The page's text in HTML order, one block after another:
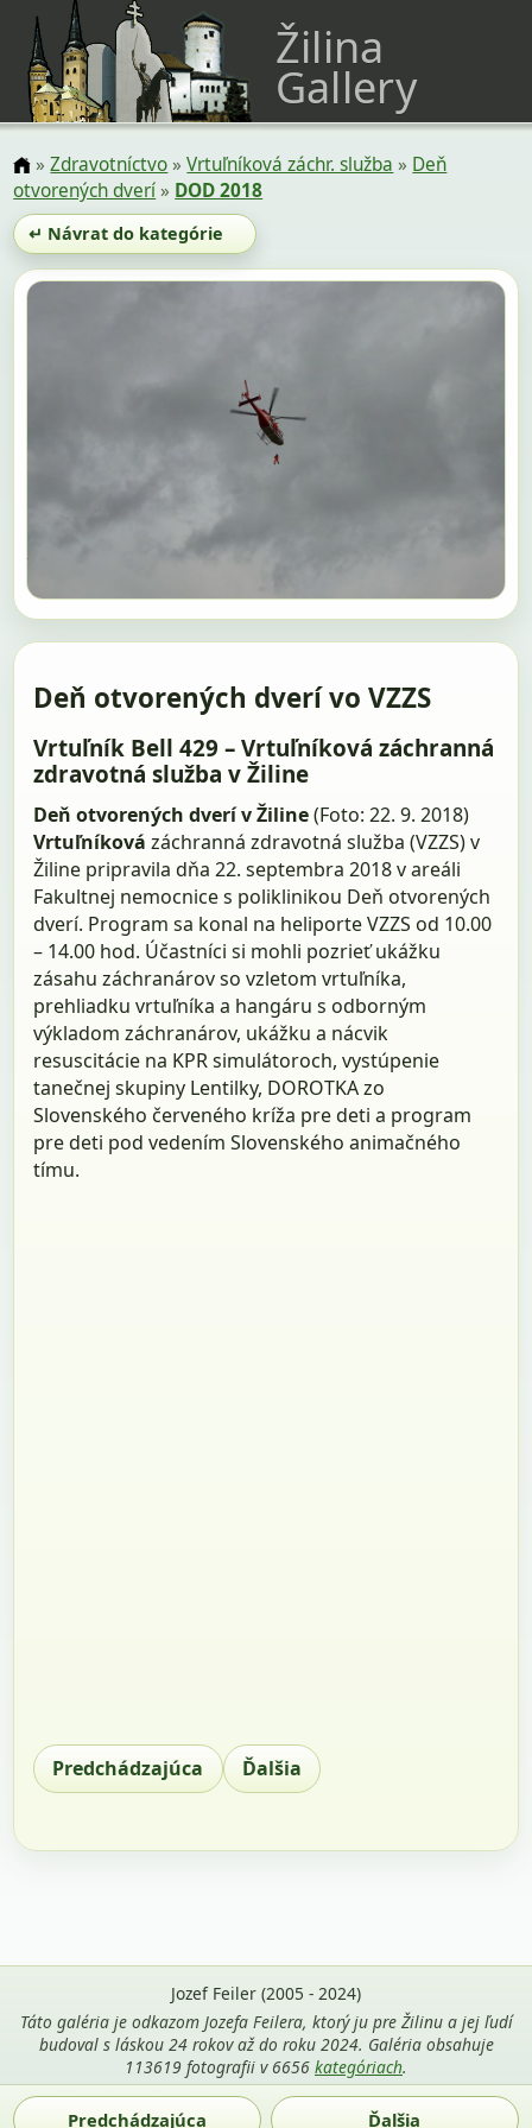
Žilina
Gallery
»Zdravotníctvo»Vrtuľníková záchr. služba » Deň
otvorených dverí» DOD 2018
↵ Návrat do kategórie
Deň otvorených dverí vo VZZS
Vrtuľník Bell 429 – Vrtuľníková záchranná
zdravotná služba v Žiline
Deň otvorených dverí v Žiline(Foto: 22. 9. 2018)
Vrtuľníková záchranná zdravotná služba (VZZS) v
Žiline pripravila dňa 22. septembra 2018 v areáli
Fakultnej nemocnice s poliklinikou Deň otvorených
dverí. Program sa konal na heliporte VZZS od 10.00
– 14.00 hod. Účastníci si mohli pozrieť ukážku
zásahu záchranárov so vzletom vrtuľníka,
prehliadku vrtuľníka a hangáru s odborným
výkladom záchranárov, ukážku a nácvik
resuscitácie na KPR simulátoroch, vystúpenie
tanečnej skupiny Lentilky, DOROTKA zo
Slovenského červeného kríža pre deti a program
pre deti pod vedením Slovenského animačného
tímu.
Predchádzajúca Ďalšia
Predchádzajúca Ďalšia
Jozef Feiler (2005 - 2024)
Táto galéria je odkazom Jozefa Feilera, ktorý ju pre Žilinu a jej ľudí
budoval s láskou 24 rokov až do roku 2024. Galéria obsahuje
113619 fotografii v 6656 kategóriach.
Použitie fotografií z tejto stránky je povolené len s uvedením